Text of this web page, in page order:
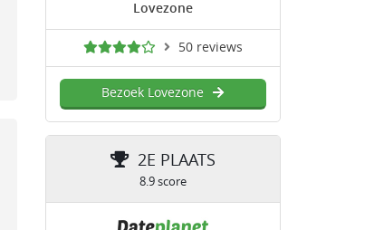
Lovezone
50 reviews
Bezoek Lovezone
2E PLAATS
8.9 score